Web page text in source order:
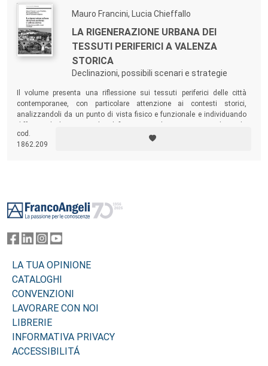
a sviluppare percorsi di sviluppo di rete.
Mauro Francini, Lucia Chieffallo
LA RIGENERAZIONE URBANA DEI
TESSUTI PERIFERICI A VALENZA
STORICA
Declinazioni, possibili scenari e strategie
Il volume presenta una riflessione sui tessuti periferici delle città
contemporanee, con particolare attenzione ai contesti storici,
analizzandoli da un punto di vista ﬁsico e funzionale e individuando
variare rispetto alle caratteristiche speciﬁche dei luoghi.
cod.
1862.209
LA TUA OPINIONE
CATALOGHI
CONVENZIONI
LAVORARE CON NOI
LIBRERIE
INFORMATIVA PRIVACY
ACCESSIBILITÁ